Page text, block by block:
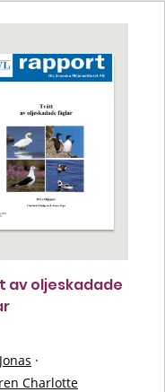
av oljeskadade
·
Charlotte